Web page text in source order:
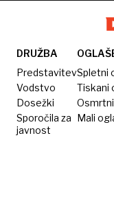
DRUŽBA
Predstavitev
Vodstvo
Dosežki
Sporočila za
javnost
Spletni
Tiskani
Mali